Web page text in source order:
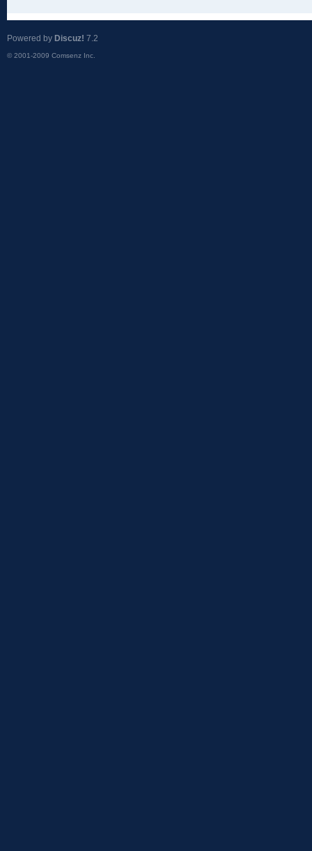
Powered by Discuz! 7.2
© 2001-2009 Comsenz Inc.